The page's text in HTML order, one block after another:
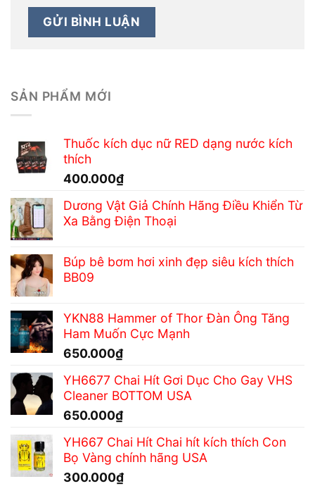
SẢN PHẨM MỚI
Thuốc kích dục nữ RED dạng nước kích
thích
400.000₫
Dương Vật Giả Chính Hãng Điều Khiển Từ
Xa Bằng Điện Thoại
Búp bê bơm hơi xinh đẹp siêu kích thích
BB09
YKN88 Hammer of Thor Đàn Ông Tăng
Ham Muốn Cực Mạnh
650.000₫
YH6677 Chai Hít Gơi Dục Cho Gay VHS
Cleaner BOTTOM USA
650.000₫
YH667 Chai Hít Chai hít kích thích Con
Bọ Vàng chính hãng USA
300.000₫